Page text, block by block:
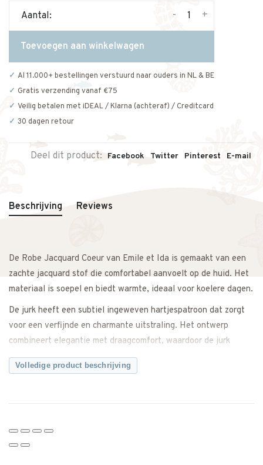
Aantal: +
-
Toevoegen aan winkelwagen
Al 11.000+ bestellingen verstuurd naar ouders in NL & BE
Gratis verzending vanaf €75
Veilig betalen met iDEAL / Klarna (achteraf) / Creditcard
30 dagen retour
Deel dit product: Facebook Twitter Pinterest E-mail
Beschrijving Reviews
De Robe Jacquard Coeur van Emile et Ida is gemaakt van een
zachte jacquard stof die comfortabel aanvoelt op de huid. Het
materiaal is soepel en biedt warmte, ideaal voor koelere dagen.
De jurk heeft een subtiel ingeweven hartjespatroon dat zorgt
voor een verfijnde en charmante uitstraling. Het ontwerp
combineert elegantie met draagcomfort, waardoor de jurk
geschikt is voor zowel alledaagse momenten als feestelijke
gelegenheden.
Volledige product beschrijving